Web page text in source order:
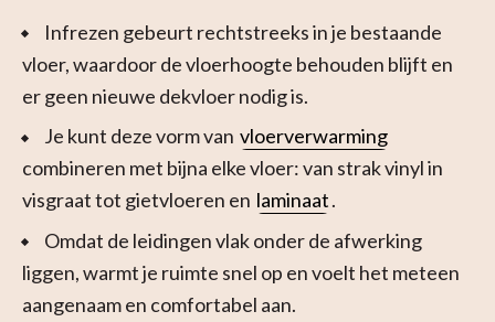
Infrezen gebeurt rechtstreeks in je bestaande
vloer, waardoor de vloerhoogte behouden blijft en
er geen nieuwe dekvloer nodig is.
Je kunt deze vorm van vloerverwarming
combineren met bijna elke vloer: van strak vinyl in
visgraat tot gietvloeren en laminaat.
Omdat de leidingen vlak onder de afwerking
liggen, warmt je ruimte snel op en voelt het meteen
aangenaam en comfortabel aan.